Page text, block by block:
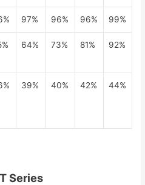
97% 96% 96% 99%
64% 73% 81% 92%
39% 40% 42% 44%
Series